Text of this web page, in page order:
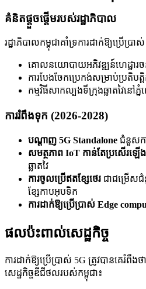
គំនិតផ្តួចផ្តើមរបស់រដ្ឋាភិបាល
រដ្ឋាភិបាលកម្ពុជាគាំទ្រការដាក់ឱ្យប្រើប្រ
គោលនយោបាយអភិវឌ្ឍន៍ហេដ្ឋារច
ការបែងចែកប្រេកង់សម្រាប់ប្រតិបត្តិ
កម្មវិធីសាកល្បងទីក្រុងឆ្លាតវៃនៅ
ការរំពឹងទុក (2026-2028)
បណ្តាញ 5G Standalone ជំនួសកា
សមត្ថភាព IoT កាន់តែប្រសើរឡើង
ឆ្លាតវៃ
ការចូលប្រើឥតខ្សែថេរ ជាជម្រើស
ខ្សែកាបអុបទិក
ការដាក់ឱ្យប្រើប្រាស់ Edge
ផលប៉ះពាល់សេដ្ឋកិច្ច
ការដាក់ឱ្យប្រើប្រាស់ 5G ត្រូវបានគេ
សេដ្ឋកិច្ចឌីជីថលរបស់កម្ពុជា៖